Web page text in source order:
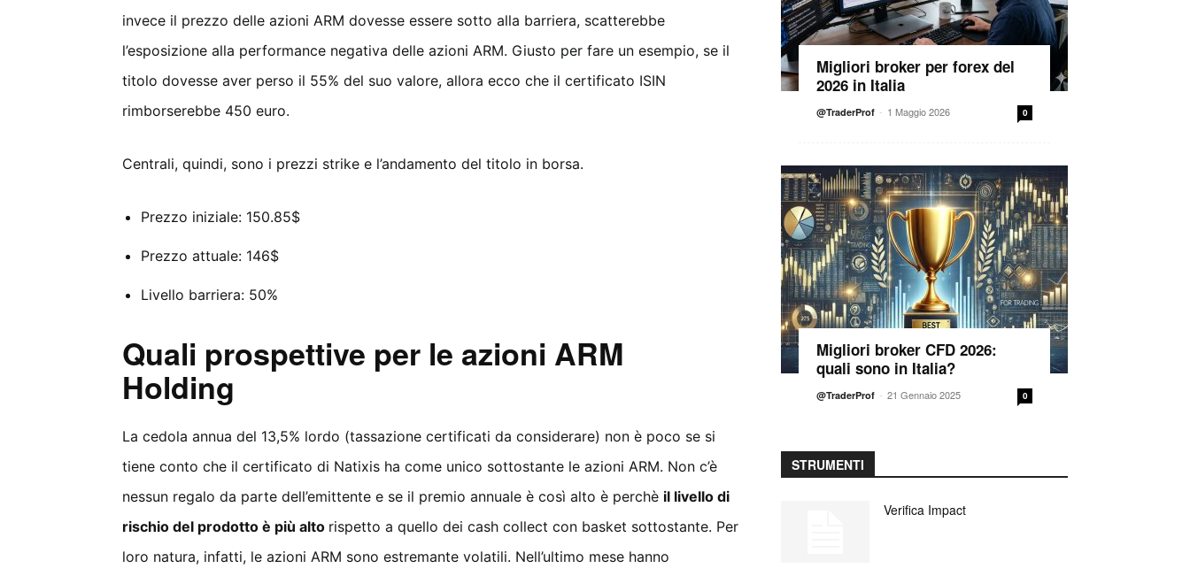
invece il prezzo delle azioni ARM dovesse essere sotto alla barriera, scatterebbe
l’esposizione alla performance negativa delle azioni ARM. Giusto per fare un esempio, se il
titolo dovesse aver perso il 55% del suo valore, allora ecco che il certificato ISIN
rimborserebbe 450 euro.
Centrali, quindi, sono i prezzi strike e l’andamento del titolo in borsa.
Prezzo iniziale: 150.85$
Prezzo attuale: 146$
Livello barriera: 50%
Quali prospettive per le azioni ARM
Holding
La cedola annua del 13,5% lordo (tassazione certificati da considerare) non è poco se si
tiene conto che il certificato di Natixis ha come unico sottostante le azioni ARM. Non c’è
nessun regalo da parte dell’emittente e se il premio annuale è così alto è perchè il livello di
rischio del prodotto è più alto rispetto a quello dei cash collect con basket sottostante. Per
loro natura, infatti, le azioni ARM sono estremante volatili. Nell’ultimo mese hanno
Migliori broker per forex del
2026 in Italia
@TraderProf - 1 Maggio 2026 0
Migliori broker CFD 2026:
quali sono in Italia?
@TraderProf - 21 Gennaio 2025 0
STRUMENTI
Verifica Impact